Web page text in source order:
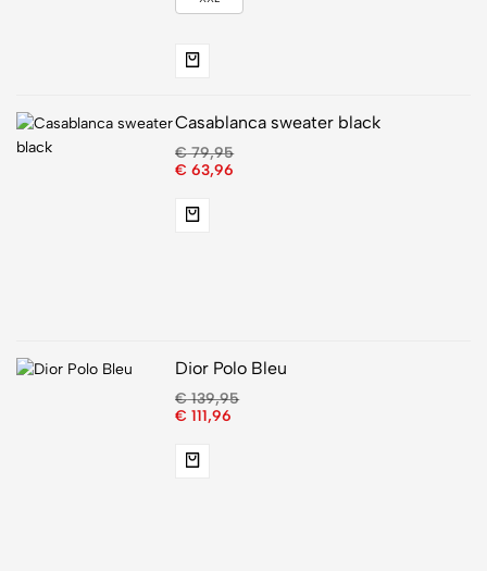
Casablanca sweater black
€79,95
€ 63,96
Dior Polo Bleu
€139,95
€ 111,96